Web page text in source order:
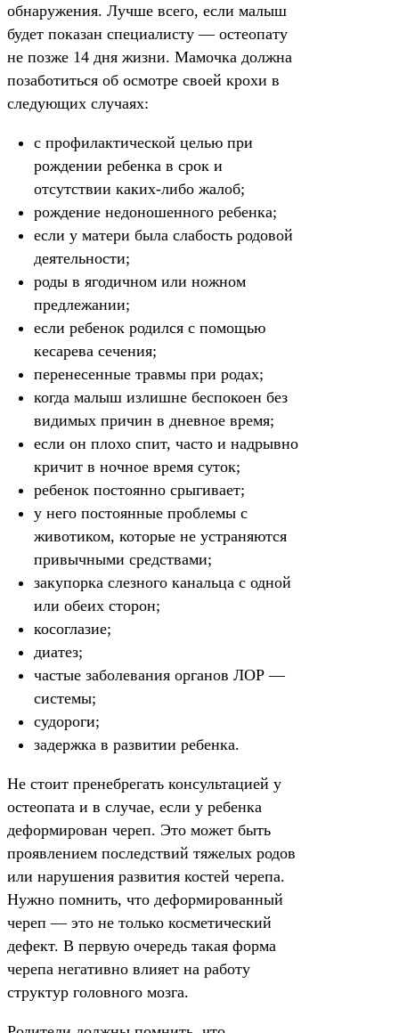
обнаружения. Лучше всего, если малыш
будет показан специалисту — остеопату
не позже 14 дня жизни. Мамочка должна
позаботиться об осмотре своей крохи в
следующих случаях:
с профилактической целью при
рождении ребенка в срок и
отсутствии каких-либо жалоб;
рождение недоношенного ребенка;
если у матери была слабость родовой
деятельности;
роды в ягодичном или ножном
предлежании;
если ребенок родился с помощью
кесарева сечения;
перенесенные травмы при родах;
когда малыш излишне беспокоен без
видимых причин в дневное время;
если он плохо спит, часто и надрывно
кричит в ночное время суток;
ребенок постоянно срыгивает;
у него постоянные проблемы с
животиком, которые не устраняются
привычными средствами;
закупорка слезного канальца с одной
или обеих сторон;
косоглазие;
диатез;
частые заболевания органов ЛОР —
системы;
судороги;
задержка в развитии ребенка.
Не стоит пренебрегать консультацией у
остеопата и в случае, если у ребенка
деформирован череп. Это может быть
проявлением последствий тяжелых родов
или нарушения развития костей черепа.
Нужно помнить, что деформированный
череп — это не только косметический
дефект. В первую очередь такая форма
черепа негативно влияет на работу
структур головного мозга.